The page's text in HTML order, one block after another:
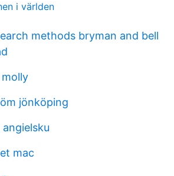
i världen
methods bryman and bell
jönköping
mac